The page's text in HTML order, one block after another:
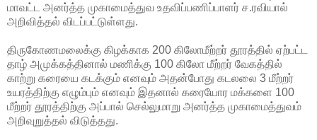
மாவட்ட அனர்த்த முகாமைத்துவ உதவிப்பணிப்பாளர் ச.ரவியால்
அறிவித்தல் விடப்பட்டுள்ளது.
திருகோணமலைக்கு கிழக்காக 200 கிலோமீற்றர் தூரத்தில் ஏற்பட்ட
தாழ் அமுக்கத்தினால் மணிக்கு 100 கிலோ மீற்றர் வேகத்தில்
காற்று கரையை கடக்கும் எனவும் அதன்போது கடலலை 3 மீற்றர்
உயரத்திற்கு எழும்பும் எனவும் இதனால் கரையோர மக்களை 100
மீற்றர் தூரத்திற்கு அப்பால் செல்லுமாறு அனர்த்த முகாமைத்துவம்
அறிவுறுத்தல் விடுத்தது.